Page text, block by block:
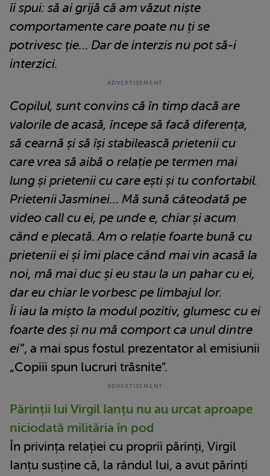
îi spui: să ai grijă că am văzut niște
comportamente care poate nu ți se
potrivesc ție… Dar de interzis nu pot să-i
interzici.
Copilul, sunt convins că în timp dacă are
valorile de acasă, începe să facă diferența,
să cearnă și să își stabilească prietenii cu
care vrea să aibă o relație pe termen mai
lung și prietenii cu care ești și tu confortabil.
Prietenii Jasminei… Mă sună câteodată pe
video call cu ei, pe unde e, chiar și acum
când e plecată. Am o relație foarte bună cu
prietenii ei și îmi place când mai vin acasă la
noi, mă mai duc și eu stau la un pahar cu ei,
dar eu chiar le vorbesc pe limbajul lor.
Îi iau la mișto la modul pozitiv, glumesc cu ei
foarte des și nu mă comport ca unul dintre
ei”, a mai spus fostul prezentator al emisiunii
„Copiii spun lucruri trăsnite”.
Părinții lui Virgil Ianțu nu au urcat aproape
niciodată milităria în pod
În privința relației cu proprii părinți, Virgil
Ianțu susține că, la rândul lui, a avut părinți